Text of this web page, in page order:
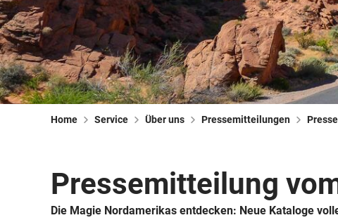
Home Service Über uns Pressemitteilungen
Pressemitteilung
Die Magie Nordamerikas entdecken: Neue Kataloge